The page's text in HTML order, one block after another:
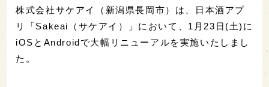
株式会社サケアイ（新潟県長岡市）は、日本酒アプ
リ「Sakeai（サケアイ）」において、1月23日(土)に
iOSとAndroidで大幅リニューアルを実施いたしまし
た。